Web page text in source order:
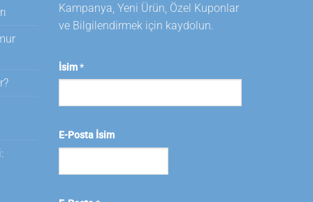
Kampanya, Yeni Ürün, Özel Kuponlar
ve Bilgilendirmek için kaydolun.
İsim*
E-Posta İsim